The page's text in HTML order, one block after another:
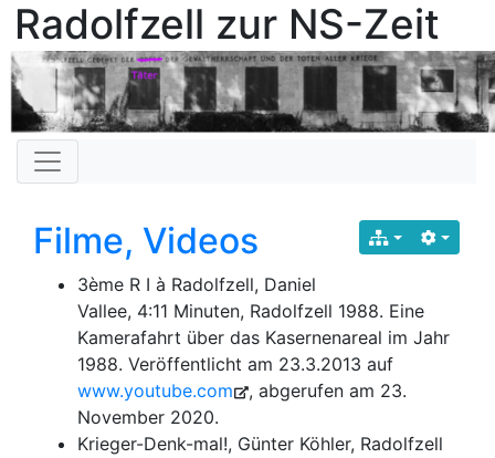
Radolfzell zur NS-Zeit
Filme, Videos
3ème R I à Radolfzell, Daniel
Vallee, 4:11 Minuten, Radolfzell 1988. Eine
Kamerafahrt über das Kasernenareal im Jahr
1988. Veröffentlicht am 23.3.2013 auf
www.youtube.com
, abgerufen am 23.
November 2020.
Krieger-Denk-mal!, Günter Köhler, Radolfzell